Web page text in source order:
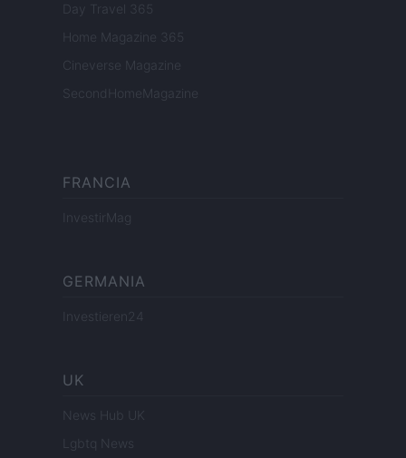
Day Travel 365
Home Magazine 365
Cineverse Magazine
SecondHomeMagazine
FRANCIA
InvestirMag
GERMANIA
Investieren24
UK
News Hub UK
Lgbtq News